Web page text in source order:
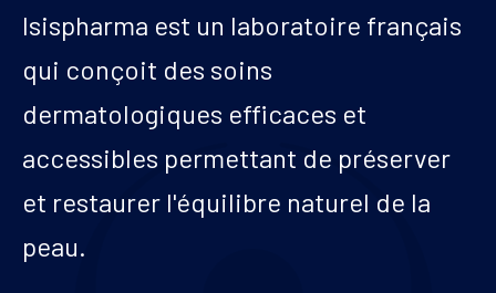
Isispharma est un laboratoire français
qui conçoit des soins
dermatologiques efficaces et
accessibles permettant de préserver
et restaurer l'équilibre naturel de la
peau.